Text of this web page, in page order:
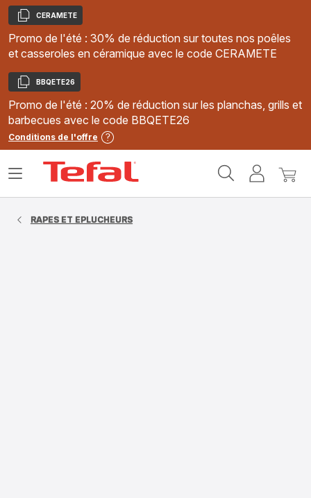
Copier
CERAMETE
Promo de l'été : 30% de réduction sur toutes nos poêles
et casseroles en céramique avec le code CERAMETE
Copier
BBQETE26
Promo de l'été : 20% de réduction sur les planchas, grills et
barbecues avec le code BBQETE26
Conditions de l'offre
MonMon
Ouvrir
RAPES ET EPLUCHEURS